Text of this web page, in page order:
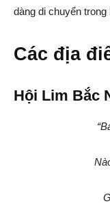
dàng di chuyển trong
Các địa
Hội Lim Bắc